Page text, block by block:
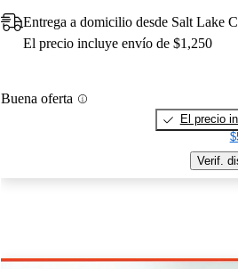
Entrega a domicilio desde Salt Lake
El precio incluye envío de $1,250
Buena oferta
El precio
Verif.